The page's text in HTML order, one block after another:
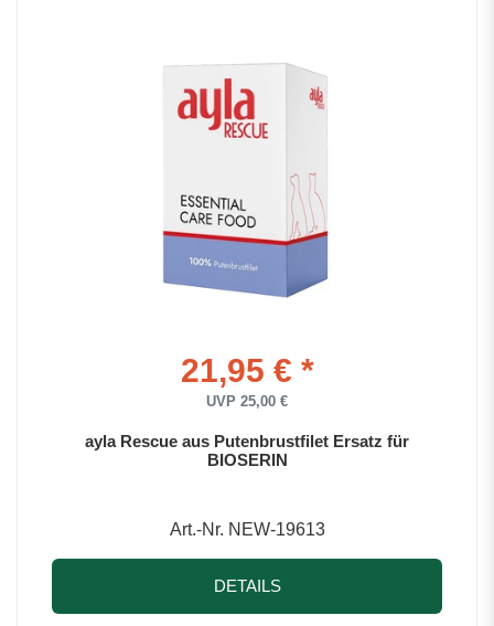
21,95 € *
UVP 25,00 €
ayla Rescue aus Putenbrustfilet Ersatz für
BIOSERIN
Art.-Nr. NEW-19613
DETAILS